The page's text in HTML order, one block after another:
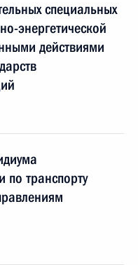
специальных
энергетической
действиями
по транспорту